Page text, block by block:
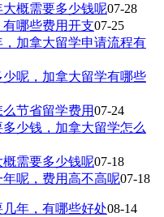
概需要多少钱呢07-28
哪些费用开支07-25
加拿大留学申请流程有
呢，加拿大留学有哪些
节省留学费用07-24
少钱，加拿大留学怎么
需要多少钱呢07-18
呢，费用高不高呢07-18
年，有哪些好处08-14